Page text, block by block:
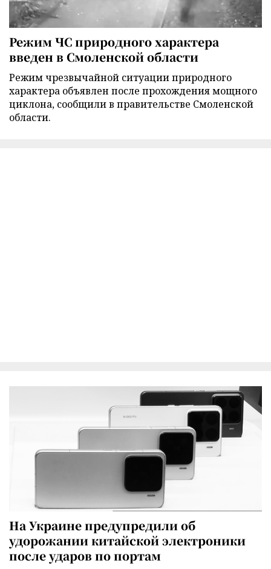
Режим ЧС природного характера
введен в Смоленской области
Режим чрезвычайной ситуации природного
характера объявлен после прохождения мощного
циклона, сообщили в правительстве Смоленской
области.
На Украине предупредили об
удорожании китайской электроники
после ударов по портам